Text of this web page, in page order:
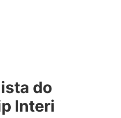
do
Interi